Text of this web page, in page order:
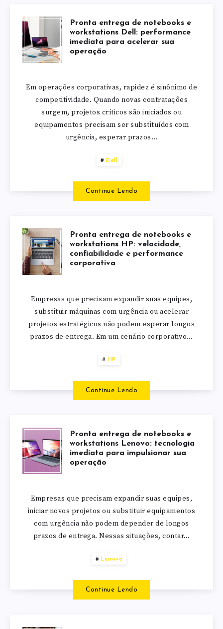
Pronta entrega de notebooks e
workstations Dell: performance
imediata para acelerar sua
operação
Em operações corporativas, rapidez é sinônimo de
competitividade. Quando novas contratações
surgem, projetos críticos são iniciados ou
equipamentos precisam ser substituídos com
urgência, esperar prazos…
Dell
Continue Lendo
Pronta entrega de notebooks e
workstations HP: velocidade,
confiabilidade e performance
corporativa
Empresas que precisam expandir suas equipes,
substituir máquinas com urgência ou acelerar
projetos estratégicos não podem esperar longos
prazos de entrega. Em um cenário corporativo…
HP
Continue Lendo
Pronta entrega de notebooks e
workstations Lenovo: tecnologia
imediata para impulsionar sua
operação
Empresas que precisam expandir suas equipes,
iniciar novos projetos ou substituir equipamentos
com urgência não podem depender de longos
prazos de entrega. Nessas situações, contar…
Lenovo
Continue Lendo